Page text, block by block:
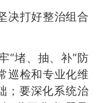
打好整治组合
堵、抽、补”防
巡检和专业化维
；要深化系统治